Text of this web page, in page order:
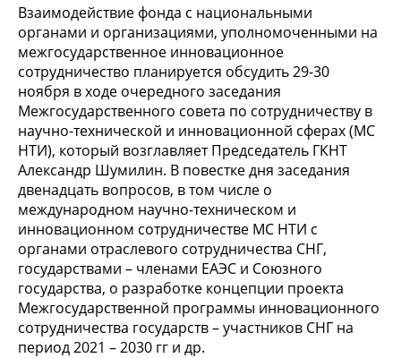
Взаимодействие фонда с национальными
органами и организациями, уполномоченными на
межгосударственное инновационное
сотрудничество планируется обсудить 29-30
ноября в ходе очередного заседания
Межгосударственного совета по сотрудничеству в
научно-технической и инновационной сферах (МС
НТИ), который возглавляет Председатель ГКНТ
Александр Шумилин. В повестке дня заседания
двенадцать вопросов, в том числе о
международном научно-техническом и
инновационном сотрудничестве МС НТИ с
органами отраслевого сотрудничества СНГ,
государствами – членами ЕАЭС и Союзного
государства, о разработке концепции проекта
Межгосударственной программы инновационного
сотрудничества государств – участников СНГ на
период 2021 – 2030 гг и др.